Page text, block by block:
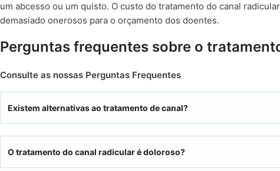
um abcesso ou um quisto. O custo do tratamento do canal
demasiado onerosos para o orçamento dos doentes.
Perguntas frequentes sobre o
Consulte as nossas Perguntas Frequentes
Existem alternativas ao tratamento de canal?
O tratamento do canal radicular é doloroso?